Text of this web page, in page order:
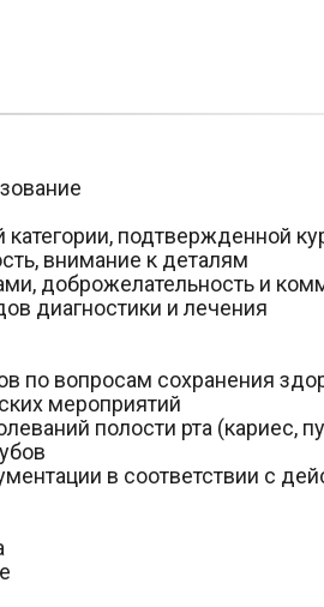
подтвержденной
внимание к деталям
доброжелательность и
диагностики и лечения
по вопросам сохранения
мероприятий
полости рта (кариес,
в соответствии с